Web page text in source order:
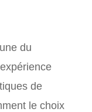
du
de
le choix